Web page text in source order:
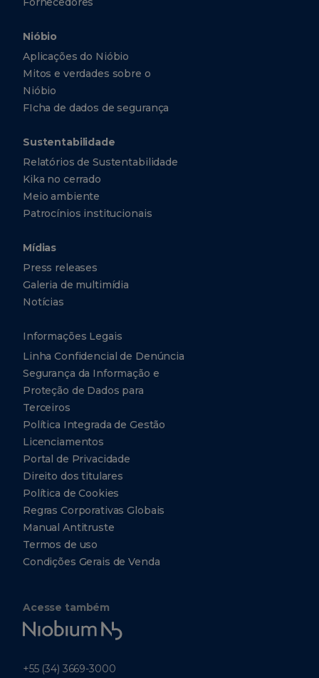
Nióbio
Aplicações do Nióbio
Mitos e verdades sobre o
Nióbio
FIcha de dados de segurança
Sustentabilidade
Relatórios de Sustentabilidade
Kika no cerrado
Meio ambiente
Patrocínios institucionais
Mídias
Press releases
Galeria de multimídia
Notícias
Informações Legais
Linha Confidencial de Denúncia
Segurança da Informação e
Proteção de Dados para
Terceiros
Política Integrada de Gestão
Licenciamentos
Portal de Privacidade
Direito dos titulares
Política de Cookies
Regras Corporativas Globais
Manual Antitruste
Termos de uso
Condições Gerais de Venda
Acesse também
Niobium
Tech
+55 (34) 3669-3000